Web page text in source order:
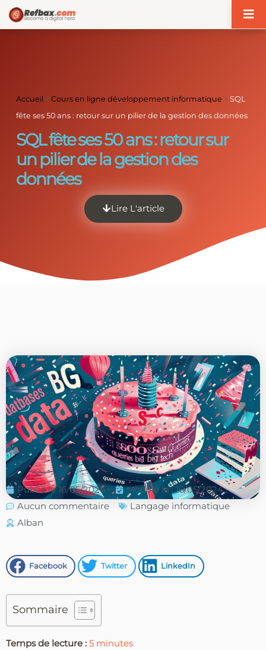
Accueil >Cours en ligne développement informatique >SQL
fête ses 50 ans : retour sur un pilier de la gestion des données
SQL fête ses 50 ans : retour sur
un pilier de la gestion des
données
Lire L'article
Publié le 16/05/2024
Modifié le : 16/05/2024
Aucun commentaire
Langage informatique
Alban
Facebook Twitter LinkedIn
Sommaire
Temps de lecture : 5 minutes
Panneau de gestion des cookies